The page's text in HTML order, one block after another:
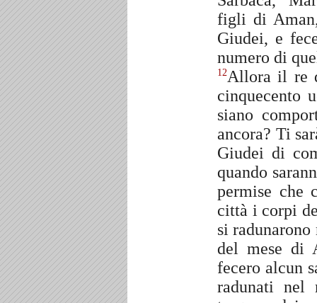
figli di
Giudei, e
numero di
12Allora il re
cinquecento
siano
ancora? Ti
Giudei di
quando
permise che
città i corpi
si
del mese di
fecero alcun
radunati nel